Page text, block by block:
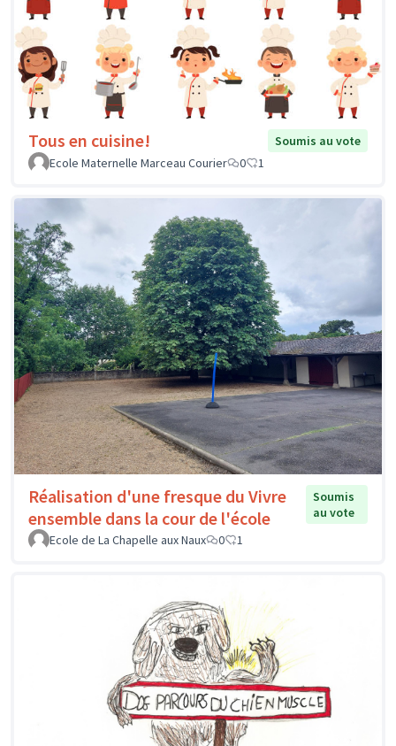
Tous en cuisine!
Soumis au vote
Ecole Maternelle Marceau Courier
0 1
Réalisation d'une fresque du Vivre
ensemble dans la cour de l'école
Soumis
au vote
Ecole de La Chapelle aux Naux
0 1